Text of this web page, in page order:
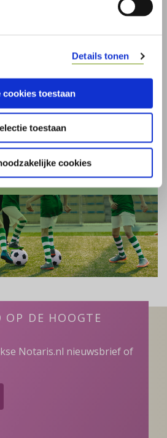
Details tonen
cookies toestaan
toestaan
cookies
OP DE HOOGTE
Notaris.nl nieuwsbrief of